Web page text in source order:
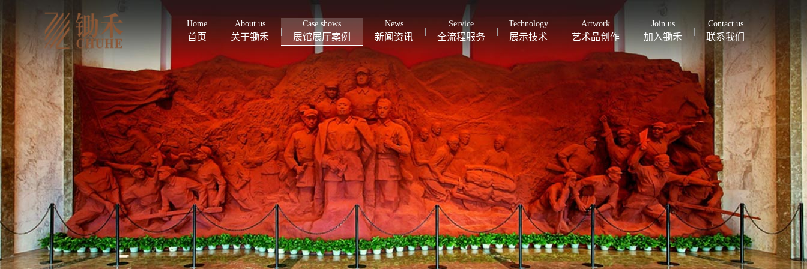
首页
Home
关于锄禾
About us
展馆展厅案例
Case shows
新闻资讯
News
全流程服务
Service
展示技术
Technology
艺术品创作
Artwork
加入锄禾
Join us
联系我们
Contact us